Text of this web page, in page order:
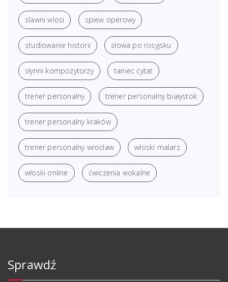
slawni wlosi spiew operowy
studiowanie historii słowa po rosyjsku
słynni kompozytorzy taniec cytat
trener personalny trener personalny białystok
trener personalny kraków
trener personalny wrocław włoski malarz
włoski online ćwiczenia wokalne
Sprawdź